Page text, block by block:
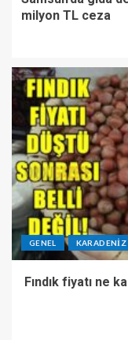
milyon TL ceza
GENEL KARADENIZ
Fındık fiyatı ne